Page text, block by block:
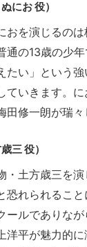
にお 役）
おを演じるのは
通の13歳の少
たい」という
ていきます。
田修一朗が瑞々
三 役）
・土方歳三を
恐れられるこ
ールでありな
洋平が魅力的